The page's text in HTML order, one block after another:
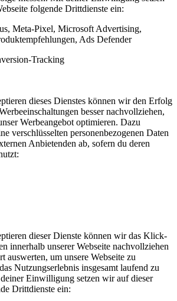
folgende Drittdienste ein:
Meta-Pixel, Microsoft Advertising,
Ads Defender
Tracking
dieses Dienstes können wir den Erfolg
besser nachvollziehen,
Werbeangebot optimieren. Dazu
verschlüsselten personenbezogenen Daten
Anbietenden ab, sofern du deren
dieser Dienste können wir das Klick-
innerhalb unserer Webseite nachvollziehen
auswerten, um unsere Webseite zu
Nutzungserlebnis insgesamt laufend zu
Einwilligung setzen wir auf dieser
Drittdienste ein: